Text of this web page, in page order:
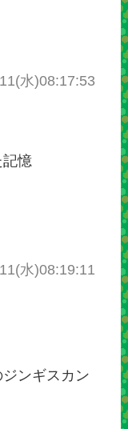
水)08:17:53
記憶
水)08:19:11
ンギスカン